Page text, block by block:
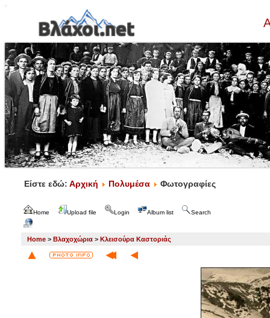
Είστε εδώ: Αρχική Πολυμέσα Φωτογραφίες
Home Upload file Login Album list Search
Home > Βλαχοχώρια > Κλεισούρα Καστοριάς